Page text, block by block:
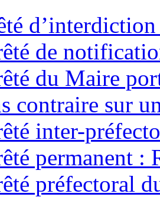
de
du Maire
contraire sur
inter-
permanent :
préfectoral